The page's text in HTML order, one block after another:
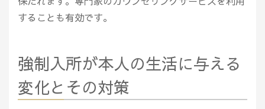
することも有効です。
強制入所が本人の生活に与える
変化とその対策